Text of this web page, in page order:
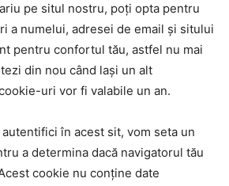
pe situl nostru, poți opta pentru
a numelui, adresei de email și sitului
pentru confortul tău, astfel nu mai
din nou când lași un alt
uri vor fi valabile un an.
în acest sit, vom seta un
a determina dacă navigatorul tău
cookie nu conține date